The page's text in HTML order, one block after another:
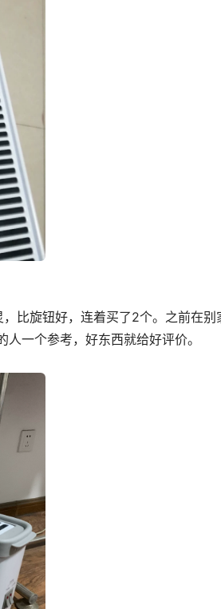
比旋钮好，连着买了2个。之前在别
一个参考，好东西就给好评价。